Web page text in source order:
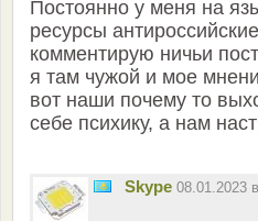
Постоянно у меня на
ресурсы
комментирую ничьи
я там чужой и мое
вот наши почему то
себе психику, а нам
Skype 08.01.2023